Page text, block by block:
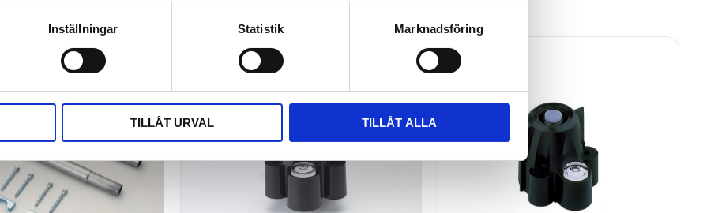
Inställningar Statistik Marknadsföring
TILLÅT URVAL TILLÅT ALLA